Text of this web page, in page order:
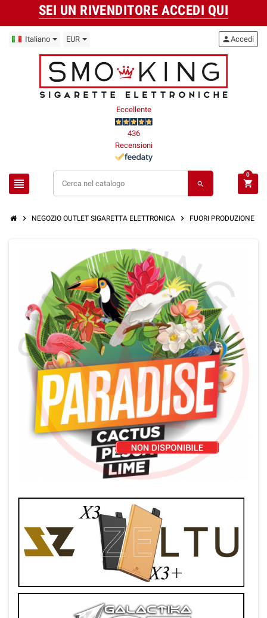
SEI UN RIVENDITORE ACCEDI QUI
Italiano EUR
Eccellente
436
Recensioni
view_headline search
personAccedi
shopping_cart
0
chevron_right NEGOZIO OUTLET SIGARETTA ELETTRONICA chevron_right FUORI PRODUZIONE